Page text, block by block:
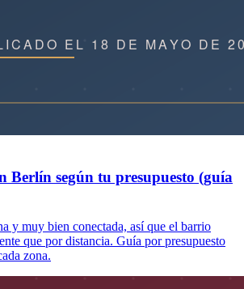
Berlín según tu presupuesto (guía
y muy bien conectada, así que el barrio
que por distancia. Guía por presupuesto
zona.